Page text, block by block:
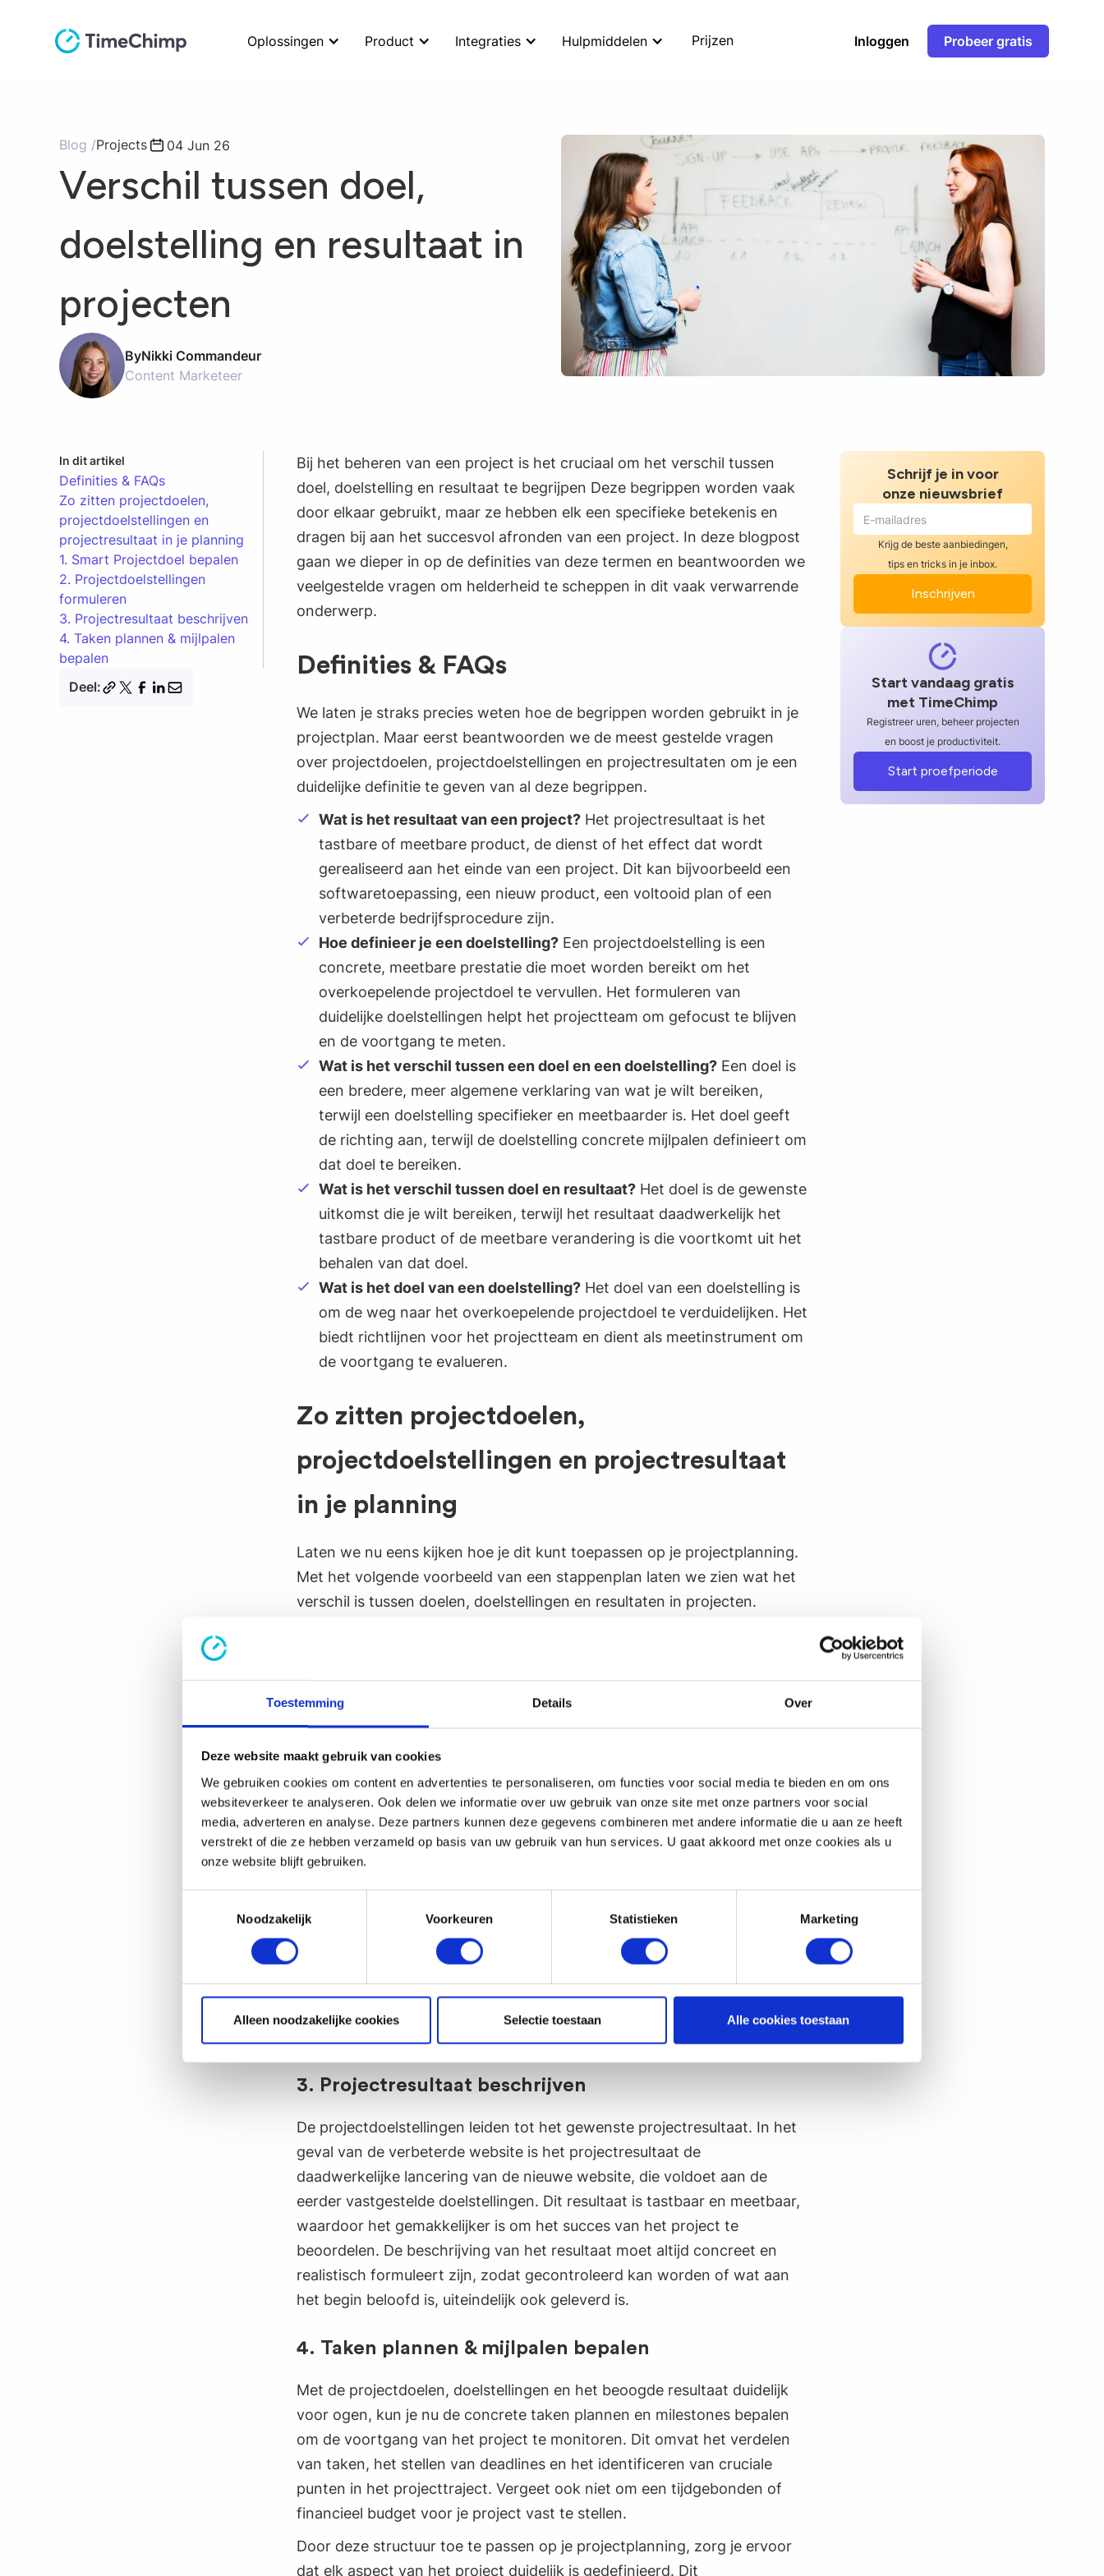
Toestemming Details Over
Deze website maakt gebruik van cookies
We gebruiken cookies om content en advertenties te personaliseren, om functies voor social media te bieden en om ons
websiteverkeer te analyseren. Ook delen we informatie over uw gebruik van onze site met onze partners voor social
media, adverteren en analyse. Deze partners kunnen deze gegevens combineren met andere informatie die u aan ze heeft
verstrekt of die ze hebben verzameld op basis van uw gebruik van hun services. U gaat akkoord met onze cookies als u
onze website blijft gebruiken.
Noodzakelijk
Voorkeuren Statistieken Marketing
Alleen noodzakelijke cookies Selectie toestaan Alle cookies toestaan
Oplossingen Product Integraties Hulpmiddelen Prijzen Inloggen Probeer gratis
Blog /Projects 04 Jun 26
Verschil tussen doel,
doelstelling en resultaat in
projecten
ByNikki Commandeur
Content Marketeer
In dit artikel
Definities & FAQs
Zo zitten projectdoelen,
projectdoelstellingen en
projectresultaat in je planning
1. Smart Projectdoel bepalen
2. Projectdoelstellingen
formuleren
3. Projectresultaat beschrijven
4. Taken plannen & mijlpalen
bepalen
Deel:
Bij het beheren van een project is het cruciaal om het verschil tussen
doel, doelstelling en resultaat te begrijpen Deze begrippen worden vaak
door elkaar gebruikt, maar ze hebben elk een specifieke betekenis en
dragen bij aan het succesvol afronden van een project. In deze blogpost
gaan we dieper in op de definities van deze termen en beantwoorden we
veelgestelde vragen om helderheid te scheppen in dit vaak verwarrende
onderwerp.
Definities & FAQs
We laten je straks precies weten hoe de begrippen worden gebruikt in je
projectplan. Maar eerst beantwoorden we de meest gestelde vragen
over projectdoelen, projectdoelstellingen en projectresultaten om je een
duidelijke definitie te geven van al deze begrippen.
Wat is het resultaat van een project?Het projectresultaat is het
tastbare of meetbare product, de dienst of het effect dat wordt
gerealiseerd aan het einde van een project. Dit kan bijvoorbeeld een
softwaretoepassing, een nieuw product, een voltooid plan of een
verbeterde bedrijfsprocedure zijn.
Hoe definieer je een doelstelling?Een projectdoelstelling is een
concrete, meetbare prestatie die moet worden bereikt om het
overkoepelende projectdoel te vervullen. Het formuleren van
duidelijke doelstellingen helpt het projectteam om gefocust te blijven
en de voortgang te meten.
Wat is het verschil tussen een doel en een doelstelling?Een doel is
een bredere, meer algemene verklaring van wat je wilt bereiken,
terwijl een doelstelling specifieker en meetbaarder is. Het doel geeft
de richting aan, terwijl de doelstelling concrete mijlpalen definieert om
dat doel te bereiken.
Wat is het verschil tussen doel en resultaat?Het doel is de gewenste
uitkomst die je wilt bereiken, terwijl het resultaat daadwerkelijk het
tastbare product of de meetbare verandering is die voortkomt uit het
behalen van dat doel.
Wat is het doel van een doelstelling?Het doel van een doelstelling is
om de weg naar het overkoepelende projectdoel te verduidelijken. Het
biedt richtlijnen voor het projectteam en dient als meetinstrument om
de voortgang te evalueren.
Zo zitten projectdoelen,
projectdoelstellingen en projectresultaat
in je planning
Laten we nu eens kijken hoe je dit kunt toepassen op je projectplanning.
Met het volgende voorbeeld van een stappenplan laten we zien wat het
verschil is tussen doelen, doelstellingen en resultaten in projecten.
1. Smart Projectdoel bepalen
Bij het opstellen van je projectplan is het essentieel om een helder en
SMART (Specifiek, Meetbaar, Acceptabel, Realistisch, Tijdgebonden)
projectdoel te bepalen. Kijk naar ons eerdere blogpost voor meer
informatie overSMART doelen. In dit geval kan het doel zijn om de online
aanwezigheid van het bedrijf te verbeteren door middel van een nieuwe
website.
2. Projectdoelstellingen formuleren
Om het SMART projectdoel te bereiken, is het noodzakelijk om specifieke
doelstellingen te formuleren. Bijvoorbeeld, het implementeren van een
gebruiksvriendelijke interface, het verminderen van laadtijden en het
3. Projectresultaat beschrijven
De projectdoelstellingen leiden tot het gewenste projectresultaat. In het
geval van de verbeterde website is het projectresultaat de
daadwerkelijke lancering van de nieuwe website, die voldoet aan de
eerder vastgestelde doelstellingen. Dit resultaat is tastbaar en meetbaar,
waardoor het gemakkelijker is om het succes van het project te
beoordelen. De beschrijving van het resultaat moet altijd concreet en
realistisch formuleert zijn, zodat gecontroleerd kan worden of wat aan
het begin beloofd is, uiteindelijk ook geleverd is.
4. Taken plannen & mijlpalen bepalen
Met de projectdoelen, doelstellingen en het beoogde resultaat duidelijk
voor ogen, kun je nu de concrete taken plannen en milestones bepalen
om de voortgang van het project te monitoren. Dit omvat het verdelen
van taken, het stellen van deadlines en het identificeren van cruciale
punten in het projecttraject. Vergeet ook niet om een tijdgebonden of
financieel budget voor je project vast te stellen.
Door deze structuur toe te passen op je projectplanning, zorg je ervoor
dat elk aspect van het project duidelijk is gedefinieerd. Dit
Schrijf je in voor
onze nieuwsbrief
Krijg de beste aanbiedingen,
tips en tricks in je inbox.
Start vandaag gratis
met TimeChimp
Registreer uren, beheer projecten
en boost je productiviteit.
Start proefperiode